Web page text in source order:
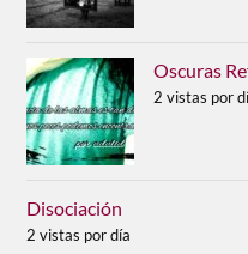
Oscuras
2 vistas por
Disociación
2 vistas por día